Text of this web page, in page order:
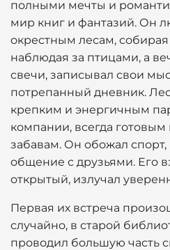
полными мечты и
мир книг и фантазий. Он
окрестным лесам,
наблюдая за птицами, а
свечи, записывал свои
потрепанный дневник.
крепким и энергичным
компании, всегда
забавам. Он обожал
общение с друзьями. Его
открытый, излучал
Первая их встреча
случайно, в старой
проводил большую часть